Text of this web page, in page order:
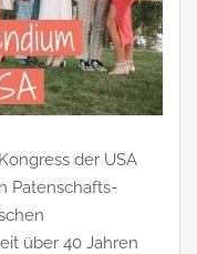
der USA
Patenschafts-
über 40 Jahren